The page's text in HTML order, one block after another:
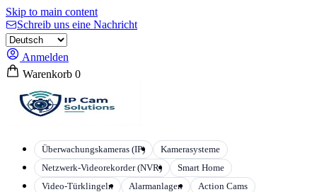
Skip to main content
Schreib uns eine Nachricht
Anmelden
Warenkorb 0
Überwachungskameras (IP)
Kamerasysteme
Netzwerk-Videorekorder (NVR)
Smart Home
Video-Türklingeln
Alarmanlagen
Action Cams